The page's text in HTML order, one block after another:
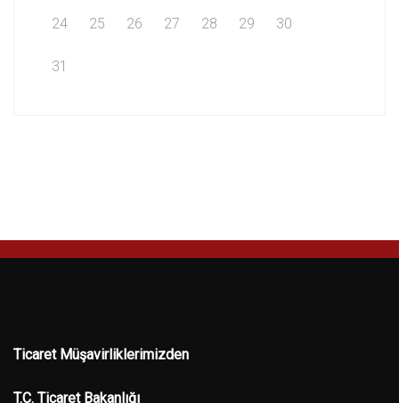
24 25 26 27 28 29 30
31
Ticaret Müşavirliklerimizden
T.C. Ticaret Bakanlığı